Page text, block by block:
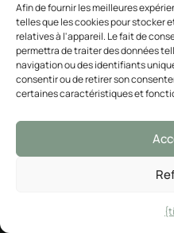
Afin de fournir les meilleures
telles que les cookies pour stocker
relatives à l'appareil. Le fait de
permettra de traiter des données
navigation ou des identifiants
consentir ou de retirer son
certaines caractéristiques et